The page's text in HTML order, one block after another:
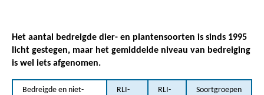
Het aantal bedreigde dier- en plantensoorten is sinds 1995
licht gestegen, maar het gemiddelde niveau van bedreiging
is wel iets afgenomen.
Bedreigde en niet-
RLI-
RLI-
Soortgroepen